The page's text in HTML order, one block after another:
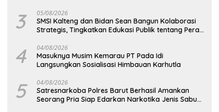
3 05/08/2026
SMSI Kalteng dan Bidan Sean Bangun Kolaborasi
Strategis, Tingkatkan Edukasi Publik tentang Peran
4 04/08/2026
Masuknya Musim Kemarau PT Pada Idi
Langsungkan Sosialisasi Himbauan Karhutla
5 04/08/2026
Satresnarkoba Polres Barut Berhasil Amankan
Seorang Pria Siap Edarkan Narkotika Jenis Sabu